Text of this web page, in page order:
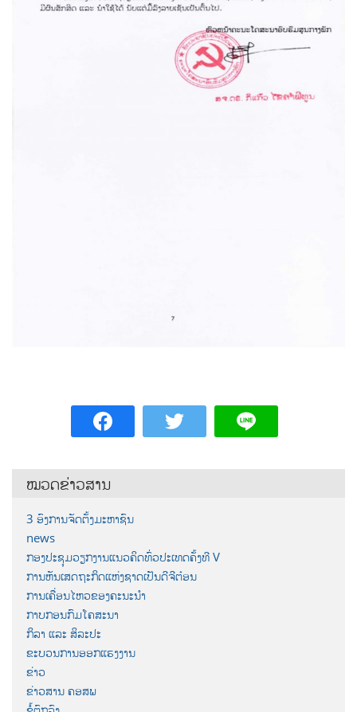
ໝວດຂ່າວສານ
3 ອົງການຈັດຕັ້ງມະຫາຊົນ
news
ກອງປະຊຸມວຽກງານແນວຄິດທົ່ວປະເທດຄັ້ງທີ V
ການຫັນເສດຖະກິດແຫ່ງຊາດເປັນດີຈີຕ໋ອນ
ການເຄື່ອນໄຫວຂອງຄະນະນຳ
ກາບກອນກົມໂຄສະນາ
ກິລາ ແລະ ສິລະປະ
ຂະບວນການອອກແຮງງານ
ຂ່າວ
ຂ່າວສານ ຄອສພ